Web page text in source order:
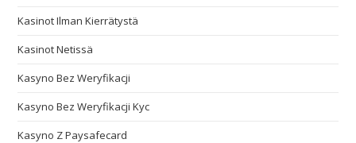
Kasinot Ilman Kierrätystä
Kasinot Netissä
Kasyno Bez Weryfikacji
Kasyno Bez Weryfikacji Kyc
Kasyno Z Paysafecard